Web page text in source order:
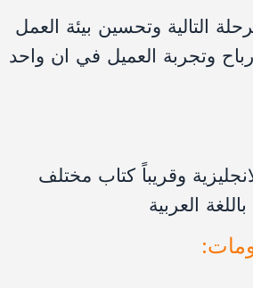
التالية وتحسين بيئة العمل
وقريباً كتاب مختلف
العربية